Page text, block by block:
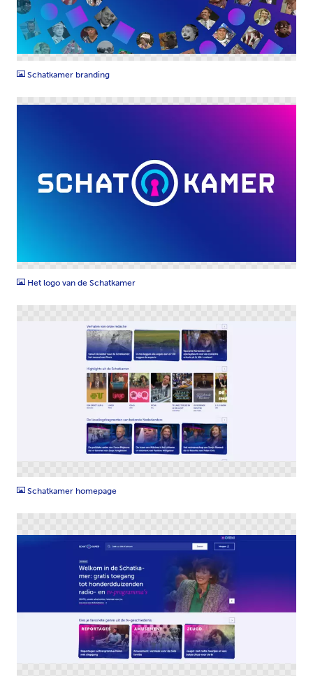
PNG
Schatkamer branding
Het logo van de Schatkamer
Schatkamer homepage